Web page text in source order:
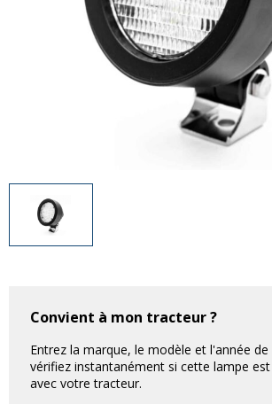
Questions fréquemment posées
09 70 24 66 76
[email protected]
Convient à mon tracteur ?
Entrez la marque, le modèle et l'année
vérifiez instantanément si cette lampe
avec votre tracteur.